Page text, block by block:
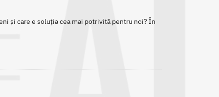
și care e soluția cea mai potrivită pentru noi? În